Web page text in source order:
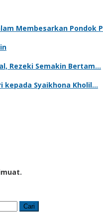
Membesarkan Pondok
Rezeki Semakin Bertam…
kepada Syaikhona Kholil…